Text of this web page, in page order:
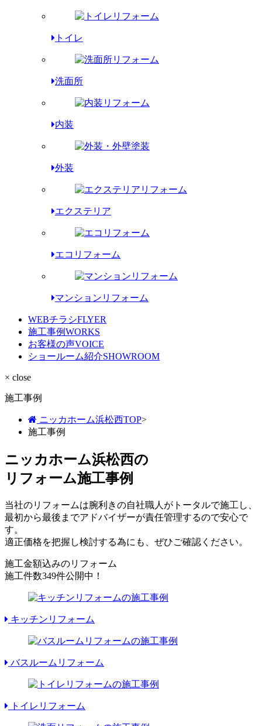
トイレ
洗面所
内装
外装
エクステリア
エコリフォーム
マンションリフォーム
WEBチラシFLYER
施工事例WORKS
お客様の声VOICE
ショールーム紹介SHOWROOM
× close
施工事例
ニッカホーム浜松西TOP>
施工事例
ニッカホーム浜松西の
リフォーム施工事例
当社のリフォームは腕利きの自社職人がトータルで施工し、
最初から最後までアドバイザーが責任管理するので安心で
す。
適正価格を把握し検討する為にも、ぜひご確認ください。
施工金額込みのリフォーム
施工件数349件公開中！
キッチンリフォーム
バスルームリフォーム
トイレリフォーム